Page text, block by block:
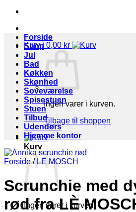
Kurv /0,00 kr
Ingen varer i kurven.
Tilbage til shoppen
Kurv
Ingen varer i kurven.
Forside
Shop
Jul
Bad
Køkken
Skønhed
Soveværelse
Spisestuen
Stuen
Tilbud
Udendørs
Hjemme kontor
Forside / LÈ MOSCH
Scrunchie med
rød fra LÈ